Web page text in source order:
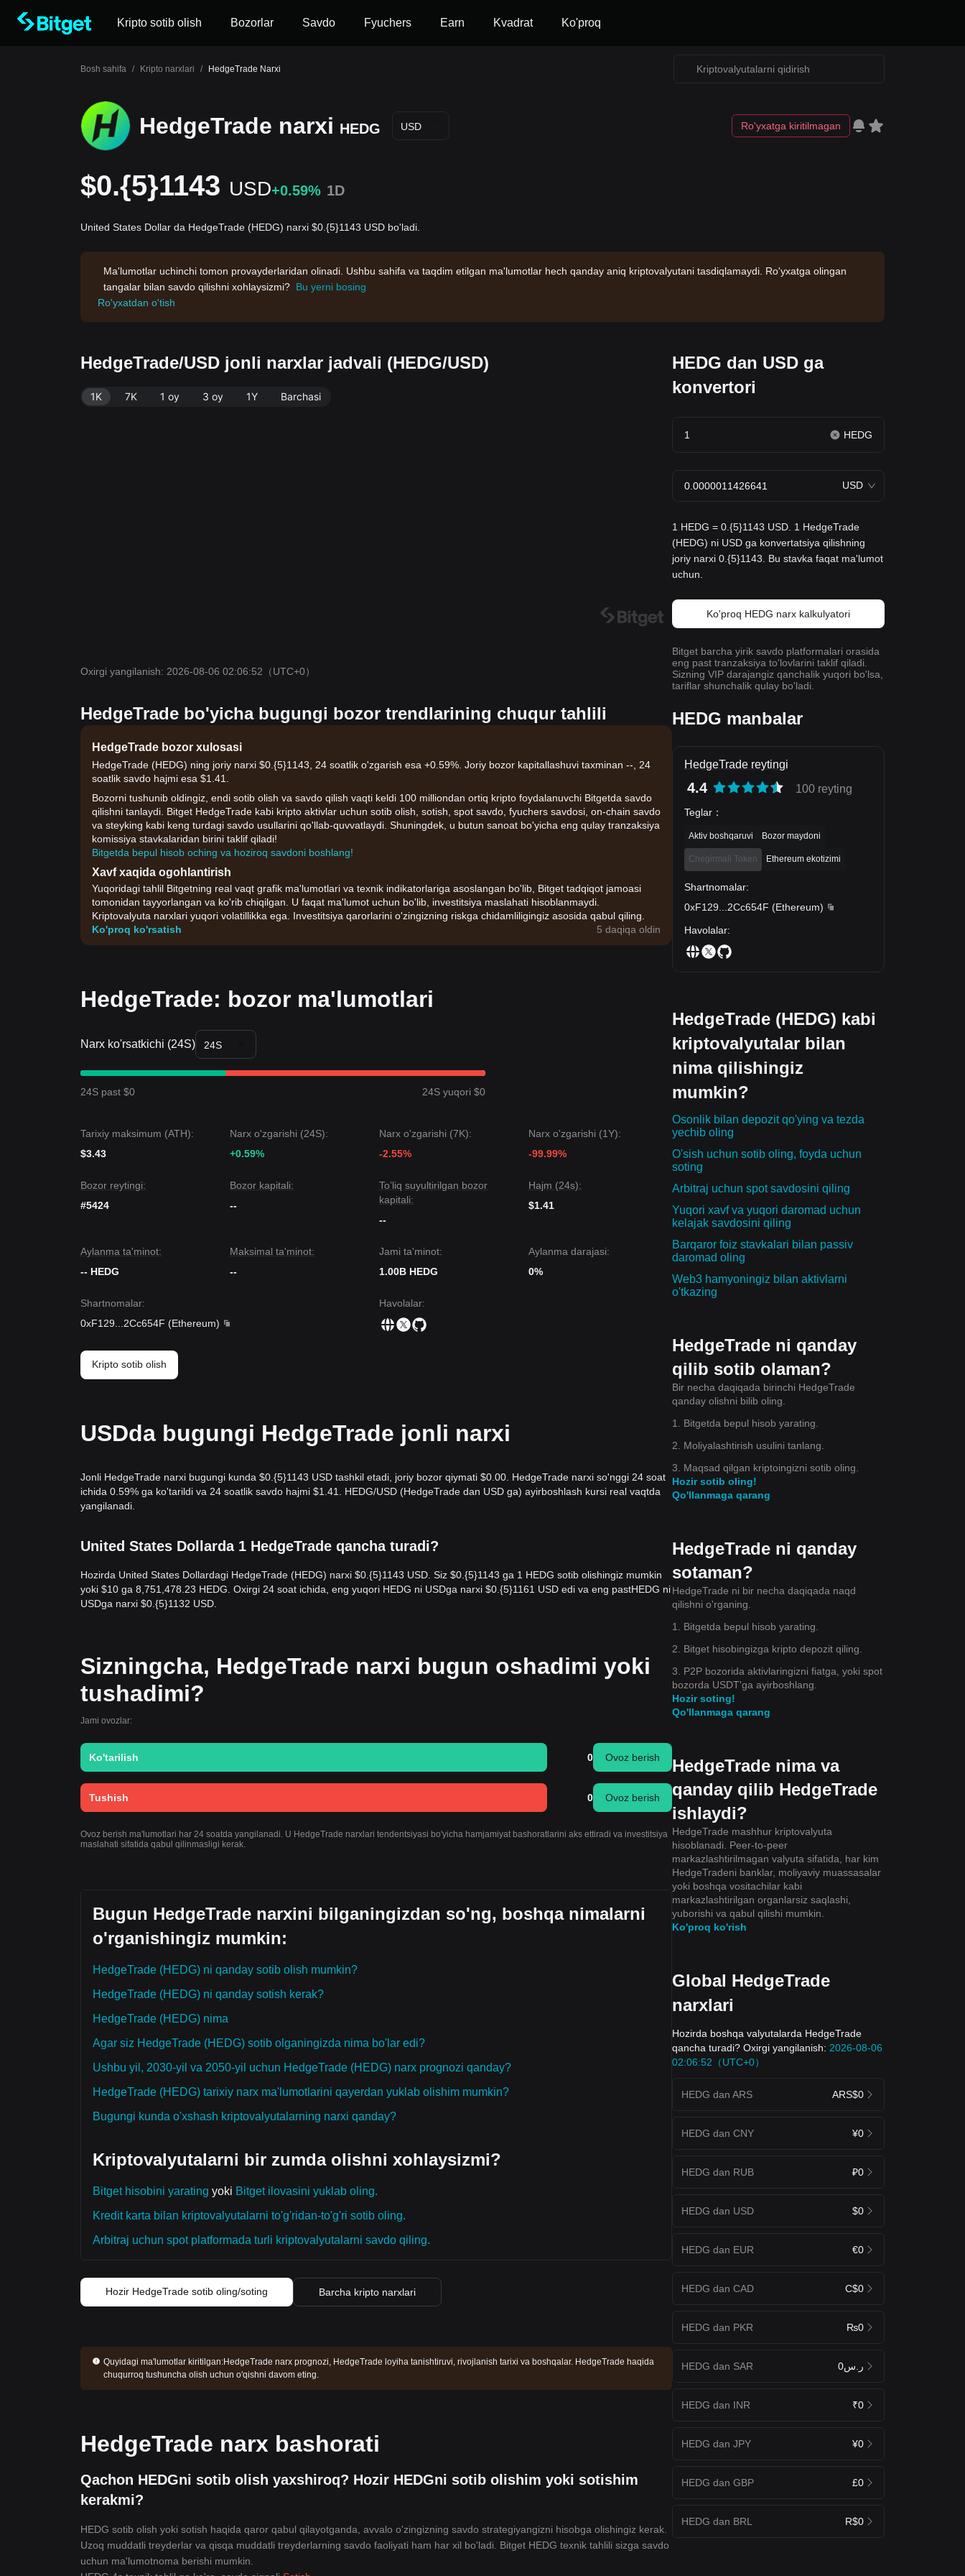
Kripto sotib olish Bozorlar Savdo Fyuchers Earn Kvadrat Ko'proq
Bosh sahifa / Kripto narxlari / HedgeTrade Narxi
HedgeTrade narxi HEDG USD Ro'yxatga kiritilmagan
$0.{5}1143 USD+0.59% 1D
United States Dollar da HedgeTrade (HEDG) narxi $0.{5}1143 USD bo'ladi.
Ma'lumotlar uchinchi tomon provayderlaridan olinadi. Ushbu sahifa va taqdim etilgan ma'lumotlar hech qanday aniq kriptovalyutani tasdiqlamaydi. Ro'yxatga olingan
tangalar bilan savdo qilishni xohlaysizmi? Bu yerni bosing
Ro'yxatdan o'tish
HedgeTrade/USD jonli narxlar jadvali (HEDG/USD)
1K 7K 1 oy 3 oy 1Y Barchasi
Oxirgi yangilanish: 2026-08-06 02:06:52 （UTC+0）
HedgeTrade bo'yicha bugungi bozor trendlarining chuqur tahlili
HedgeTrade bozor xulosasi
HedgeTrade (HEDG) ning joriy narxi $0.{​5}1143, 24 soatlik o'zgarish esa +0.59%. Joriy bozor kapitallashuvi taxminan --, 24
soatlik savdo hajmi esa $1.41.
Bozorni tushunib oldingiz, endi sotib olish va savdo qilish vaqti keldi 100 milliondan ortiq kripto foydalanuvchi Bitgetda savdo
qilishni tanlaydi. Bitget HedgeTrade kabi kripto aktivlar uchun sotib olish, sotish, spot savdo, fyuchers savdosi, on-chain savdo
va steyking kabi keng turdagi savdo usullarini qo'llab-quvvatlaydi. Shuningdek, u butun sanoat bo'yicha eng qulay tranzaksiya
komissiya stavkalaridan birini taklif qiladi!
Bitgetda bepul hisob oching va hoziroq savdoni boshlang!
Xavf xaqida ogohlantirish
Yuqoridagi tahlil Bitgetning real vaqt grafik ma'lumotlari va texnik indikatorlariga asoslangan bo'lib, Bitget tadqiqot jamoasi
tomonidan tayyorlangan va ko'rib chiqilgan. U faqat ma'lumot uchun bo'lib, investitsiya maslahati hisoblanmaydi.
Kriptovalyuta narxlari yuqori volatillikka ega. Investitsiya qarorlarini o'zingizning riskga chidamliligingiz asosida qabul qiling.
Ko'proq ko'rsatish
5 daqiqa oldin
HedgeTrade: bozor ma'lumotlari
Narx ko'rsatkichi (24S) 24S
24S past $0 24S yuqori $0
Tarixiy maksimum (ATH):
$3.43
Narx o'zgarishi (24S):
+0.59%
Narx o'zgarishi (7K):
-2.55%
Narx o'zgarishi (1Y):
-99.99%
Bozor reytingi:
#5424
Bozor kapitali:
--
To’liq suyultirilgan bozor
kapitali:
--
Hajm (24s):
$1.41
Aylanma ta'minot:
-- HEDG
Maksimal ta'minot:
--
Jami ta'minot:
1.00B HEDG
Aylanma darajasi:
0%
Shartnomalar:
0xF129
2Cc654F (Ethereum)
Havolalar:
Kripto sotib olish
USDda bugungi HedgeTrade jonli narxi
Jonli HedgeTrade narxi bugungi kunda $0.{​5}1143 USD tashkil etadi, joriy bozor qiymati $0.00. HedgeTrade narxi so'nggi 24 soat
ichida 0.59% ga ko'tarildi va 24 soatlik savdo hajmi $1.41. HEDG/USD (HedgeTrade dan USD ga) ayirboshlash kursi real vaqtda
yangilanadi.
United States Dollarda 1 HedgeTrade qancha turadi?
Hozirda United States Dollardagi HedgeTrade (HEDG) narxi $0.{​5}1143 USD. Siz $0.{​5}1143 ga 1 HEDG sotib olishingiz mumkin
yoki $10 ga 8,751,478.23 HEDG. Oxirgi 24 soat ichida, eng yuqori HEDG ni USDga narxi $0.{​5}1161 USD edi va eng pastHEDG ni
USDga narxi $0.{​5}1132 USD.
Sizningcha, HedgeTrade narxi bugun oshadimi yoki
tushadimi?
Jami ovozlar:
Ko'tarilish 0 Ovoz berish
Tushish 0 Ovoz berish
Ovoz berish ma'lumotlari har 24 soatda yangilanadi. U HedgeTrade narxlari tendentsiyasi bo'yicha hamjamiyat bashoratlarini aks ettiradi va investitsiya
maslahati sifatida qabul qilinmasligi kerak.
Bugun HedgeTrade narxini bilganingizdan so'ng, boshqa nimalarni
o'rganishingiz mumkin:
HedgeTrade (HEDG) ni qanday sotib olish mumkin?
HedgeTrade (HEDG) ni qanday sotish kerak?
HedgeTrade (HEDG) nima
Agar siz HedgeTrade (HEDG) sotib olganingizda nima bo'lar edi?
Ushbu yil, 2030-yil va 2050-yil uchun HedgeTrade (HEDG) narx prognozi qanday?
HedgeTrade (HEDG) tarixiy narx ma'lumotlarini qayerdan yuklab olishim mumkin?
Bugungi kunda o'xshash kriptovalyutalarning narxi qanday?
Kriptovalyutalarni bir zumda olishni xohlaysizmi?
Bitget hisobini yarating yoki Bitget ilovasini yuklab oling.
Kredit karta bilan kriptovalyutalarni to'g'ridan-to'g'ri sotib oling.
Arbitraj uchun spot platformada turli kriptovalyutalarni savdo qiling.
Hozir HedgeTrade sotib oling/soting Barcha kripto narxlari
Quyidagi ma'lumotlar kiritilgan:HedgeTrade narx prognozi, HedgeTrade loyiha tanishtiruvi, rivojlanish tarixi va boshqalar. HedgeTrade haqida
chuqurroq tushuncha olish uchun o'qishni davom eting.
HedgeTrade narx bashorati
Qachon HEDGni sotib olish yaxshiroq? Hozir HEDGni sotib olishim yoki sotishim
kerakmi?
HEDG sotib olish yoki sotish haqida qaror qabul qilayotganda, avvalo o'zingizning savdo strategiyangizni hisobga olishingiz kerak.
Uzoq muddatli treyderlar va qisqa muddatli treyderlarning savdo faoliyati ham har xil bo'ladi. Bitget HEDG texnik tahlili sizga savdo
uchun ma'lumotnoma berishi mumkin.
HEDG dan USD ga
konvertori
HEDG
USD
1 HEDG = 0.{5}1143 USD. 1 HedgeTrade
(HEDG) ni USD ga konvertatsiya qilishning
joriy narxi 0.{5}1143. Bu stavka faqat ma'lumot
uchun.
Ko'proq HEDG narx kalkulyatori
Bitget barcha yirik savdo platformalari orasida
eng past tranzaksiya to'lovlarini taklif qiladi.
Sizning VIP darajangiz qanchalik yuqori bo'lsa,
tariflar shunchalik qulay bo'ladi.
HEDG manbalar
HedgeTrade reytingi
4.4 100 reyting
Teglar ：
Aktiv boshqaruvi Bozor maydoni
Chegirmali Token Ethereum ekotizimi
Shartnomalar:
0xF129
2Cc654F (Ethereum)
Havolalar:
HedgeTrade (HEDG) kabi
kriptovalyutalar bilan
nima qilishingiz
mumkin?
Osonlik bilan depozit qo'ying va tezda
yechib oling
O'sish uchun sotib oling, foyda uchun
soting
Arbitraj uchun spot savdosini qiling
Yuqori xavf va yuqori daromad uchun
kelajak savdosini qiling
Barqaror foiz stavkalari bilan passiv
daromad oling
Web3 hamyoningiz bilan aktivlarni
o'tkazing
HedgeTrade ni qanday
qilib sotib olaman?
Bir necha daqiqada birinchi HedgeTrade
qanday olishni bilib oling.
1. Bitgetda bepul hisob yarating.
2. Moliyalashtirish usulini tanlang.
3. Maqsad qilgan kriptoingizni sotib oling.
Hozir sotib oling!
Qo'llanmaga qarang
HedgeTrade ni qanday
sotaman?
HedgeTrade ni bir necha daqiqada naqd
qilishni o'rganing.
1. Bitgetda bepul hisob yarating.
2. Bitget hisobingizga kripto depozit qiling.
3. P2P bozorida aktivlaringizni fiatga, yoki spot
bozorda USDT'ga ayirboshlang.
Hozir soting!
Qo'llanmaga qarang
HedgeTrade nima va
qanday qilib HedgeTrade
ishlaydi?
HedgeTrade mashhur kriptovalyuta
hisoblanadi. Peer-to-peer
markazlashtirilmagan valyuta sifatida, har kim
HedgeTradeni banklar, moliyaviy muassasalar
yoki boshqa vositachilar kabi
markazlashtirilgan organlarsiz saqlashi,
yuborishi va qabul qilishi mumkin.
Ko'proq ko'rish
Global HedgeTrade
narxlari
Hozirda boshqa valyutalarda HedgeTrade
qancha turadi? Oxirgi yangilanish: 2026-08-06
02:06:52（UTC+0）
HEDG dan ARS ARS$0
HEDG dan CNY ¥0
HEDG dan RUB ₽0
HEDG dan USD $0
HEDG dan EUR €0
HEDG dan CAD C$0
HEDG dan PKR ₨0
HEDG dan SAR ر.س0
HEDG dan INR ₹0
HEDG dan JPY ¥0
HEDG dan GBP £0
HEDG dan BRL R$0